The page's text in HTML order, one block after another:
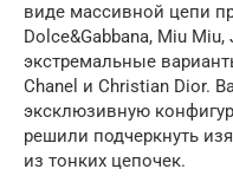
виде массивной цепи
Dolce&Gabbana, Miu
экстремальные
Chanel и Christian Dior.
эксклюзивную
решили подчеркнуть
из тонких цепочек.